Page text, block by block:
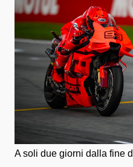
A soli due giorni dalla fine